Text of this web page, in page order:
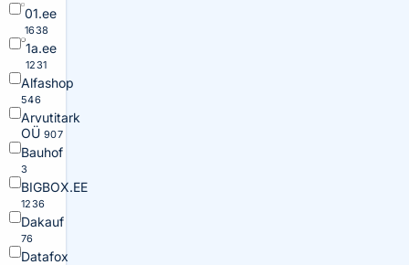
01.ee
1638
1a.ee
1231
Alfashop
546
Arvutitark
OÜ 907
Bauhof
3
BIGBOX.EE
1236
Dakauf
76
Datafox